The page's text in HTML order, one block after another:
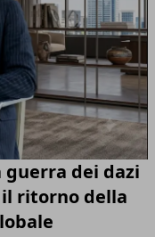
guerra dei dazi
ritorno della